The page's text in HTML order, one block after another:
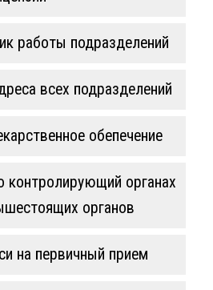
работы подразделений
всех подразделений
обепечение
контролирующий органах
органов
на первичный прием